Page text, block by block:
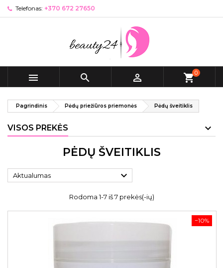
Telefonas: +370 672 27650
   shopping_cart0
Pagrindinis Pėdų priežiūros priemonės Pėdų šveitiklis
VISOS PREKĖS
PĖDŲ ŠVEITIKLIS
Aktualumas 
Rodoma 1-7 iš 7 prekės(-ių)
−10%